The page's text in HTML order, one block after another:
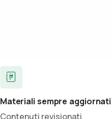
Materiali sempre aggiornati
Contenuti revisionati